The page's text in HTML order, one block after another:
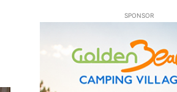
SPONSOR